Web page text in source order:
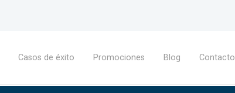
Casos de éxito Promociones Blog Contacto